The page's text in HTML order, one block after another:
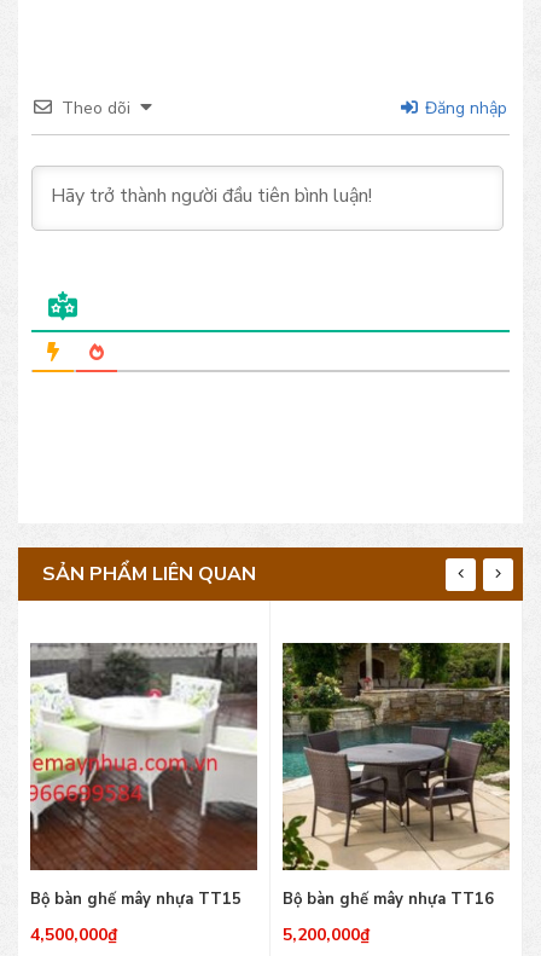
Theo dõi Đăng nhập
SẢN PHẨM LIÊN QUAN
Bộ bàn ghế mây nhựa TT15
4,500,000₫
Bộ bàn ghế mây nhựa TT16
5,200,000₫